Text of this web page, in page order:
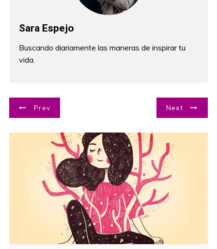
Sara Espejo
Buscando diariamente las maneras de inspirar tu
vida.
N
a
Prev Next